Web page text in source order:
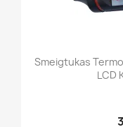
Smeigtukas
LCD